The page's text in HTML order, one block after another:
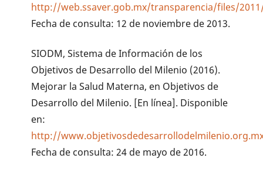
http://web.ssaver.gob.mx/transparencia/files/
Fecha de consulta: 12 de noviembre de 2013.
SIODM, Sistema de Información de los
Objetivos de Desarrollo del Milenio (2016).
Mejorar la Salud Materna, en Objetivos de
Desarrollo del Milenio. [En línea]. Disponible
en:
http://
Fecha de consulta: 24 de mayo de 2016.